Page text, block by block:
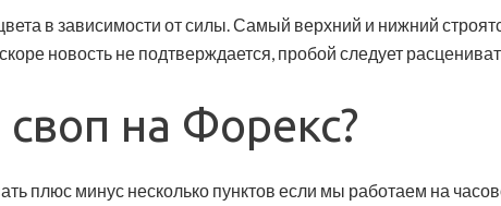
в зависимости от силы. Самый верхний и нижний
новость не подтверждается, пробой следует
своп на Форекс?
плюс минус несколько пунктов если мы работаем на